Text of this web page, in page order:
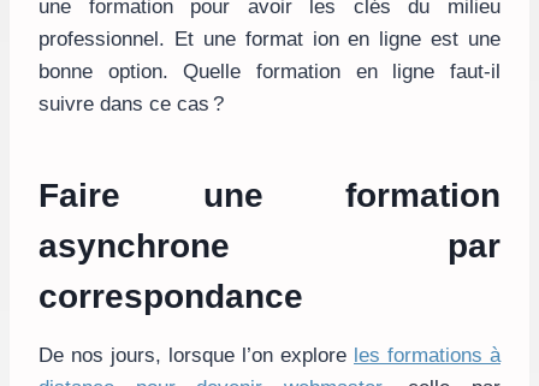
une formation pour avoir les clés du milieu
professionnel. Et une format ion en ligne est une
bonne option. Quelle formation en ligne faut-il
suivre dans ce cas ?
Faire une formation
asynchrone par
correspondance
De nos jours, lorsque l’on explore les formations à